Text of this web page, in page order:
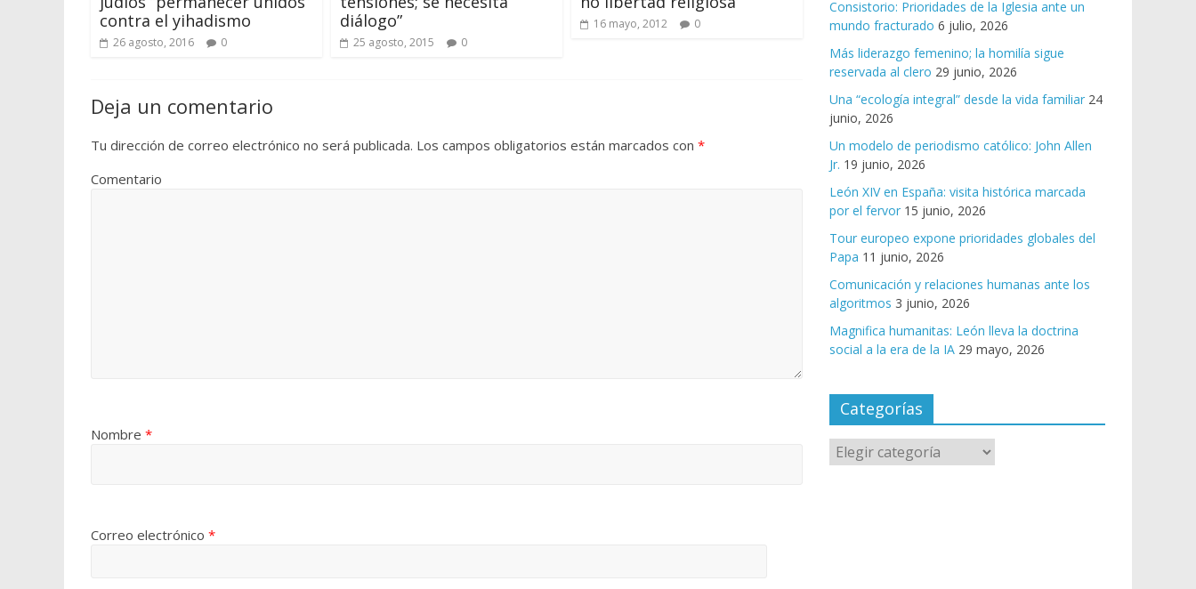
contra el yihadismo
26 agosto, 2016 0
diálogo”
25 agosto, 2015 0
16 mayo, 2012 0
Deja un comentario
Tu dirección de correo electrónico no será publicada. Los campos obligatorios están marcados con *
Comentario
Nombre *
Correo electrónico *
Consistorio: Prioridades de la Iglesia ante un
mundo fracturado 6 julio, 2026
Más liderazgo femenino; la homilía sigue
reservada al clero 29 junio, 2026
Una “ecología integral” desde la vida familiar 24
junio, 2026
Un modelo de periodismo católico: John Allen
Jr. 19 junio, 2026
León XIV en España: visita histórica marcada
por el fervor 15 junio, 2026
Tour europeo expone prioridades globales del
Papa 11 junio, 2026
Comunicación y relaciones humanas ante los
algoritmos 3 junio, 2026
Magnifica humanitas: León lleva la doctrina
social a la era de la IA 29 mayo, 2026
Categorías